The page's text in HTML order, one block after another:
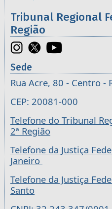
Tribunal Regional
Região
Sede
Rua Acre, 80 - Centro -
CEP: 20081-000
Telefone do Tribunal
2ª Região
Telefone da Justiça
Janeiro
Telefone da Justiça
Santo